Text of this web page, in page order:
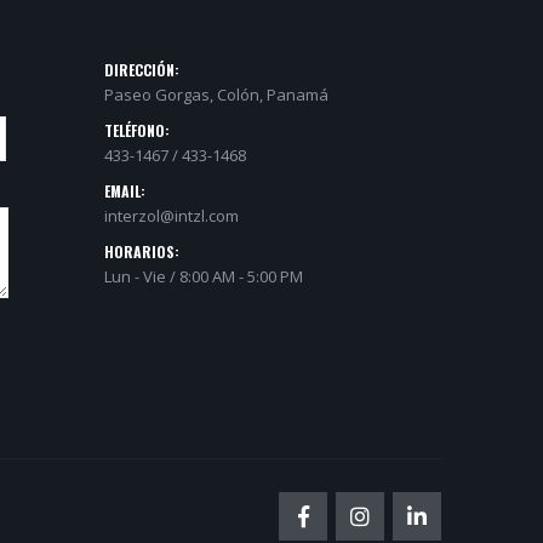
DIRECCIÓN:
Paseo Gorgas, Colón, Panamá
TELÉFONO:
433-1467 / 433-1468
EMAIL:
interzol@intzl.com
HORARIOS:
Lun - Vie / 8:00 AM - 5:00 PM